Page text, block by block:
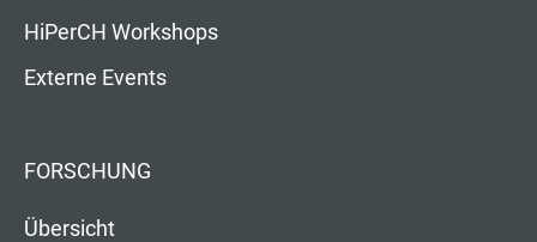
HiPerCH Workshops
Externe Events
FORSCHUNG
Übersicht